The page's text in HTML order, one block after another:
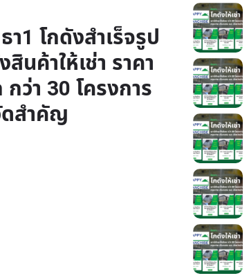
า1 โกดังสำเร็จรูป
สินค้าให้เช่า ราคา
ว่า 30 โครงการ
สำคัญ